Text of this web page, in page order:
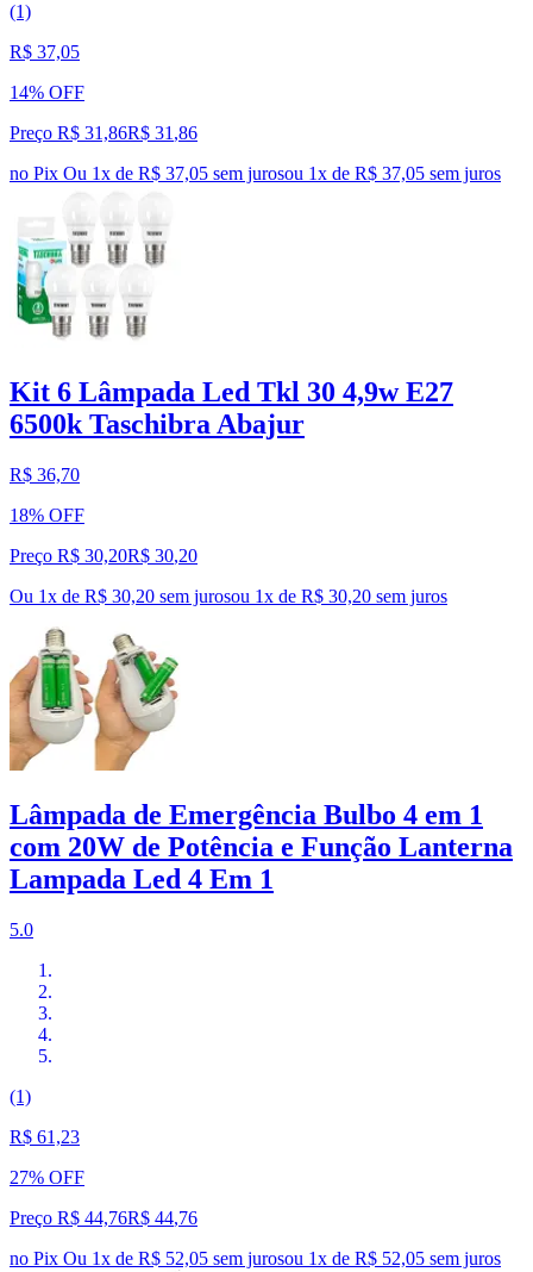
(1)
R$ 37,05
14% OFF
Preço R$ 31,86R$ 31 ,86
no Pix Ou 1x de R$ 37,05 sem jurosou 1x de R$ 37,05 sem juros
Kit 6 Lâmpada Led Tkl 30 4,9w E27
6500k Taschibra Abajur
R$ 36,70
18% OFF
Preço R$ 30,20R$ 30,20
Ou 1x de R$ 30,20 sem jurosou 1x de R$ 30,20 sem juros
Lâmpada de Emergência Bulbo 4 em 1
com 20W de Potência e Função Lanterna
Lampada Led 4 Em 1
5.0
(1)
R$ 61,23
27% OFF
Preço R$ 44,76R$ 44,76
no Pix Ou 1x de R$ 52,05 sem jurosou 1x de R$ 52,05 sem juros